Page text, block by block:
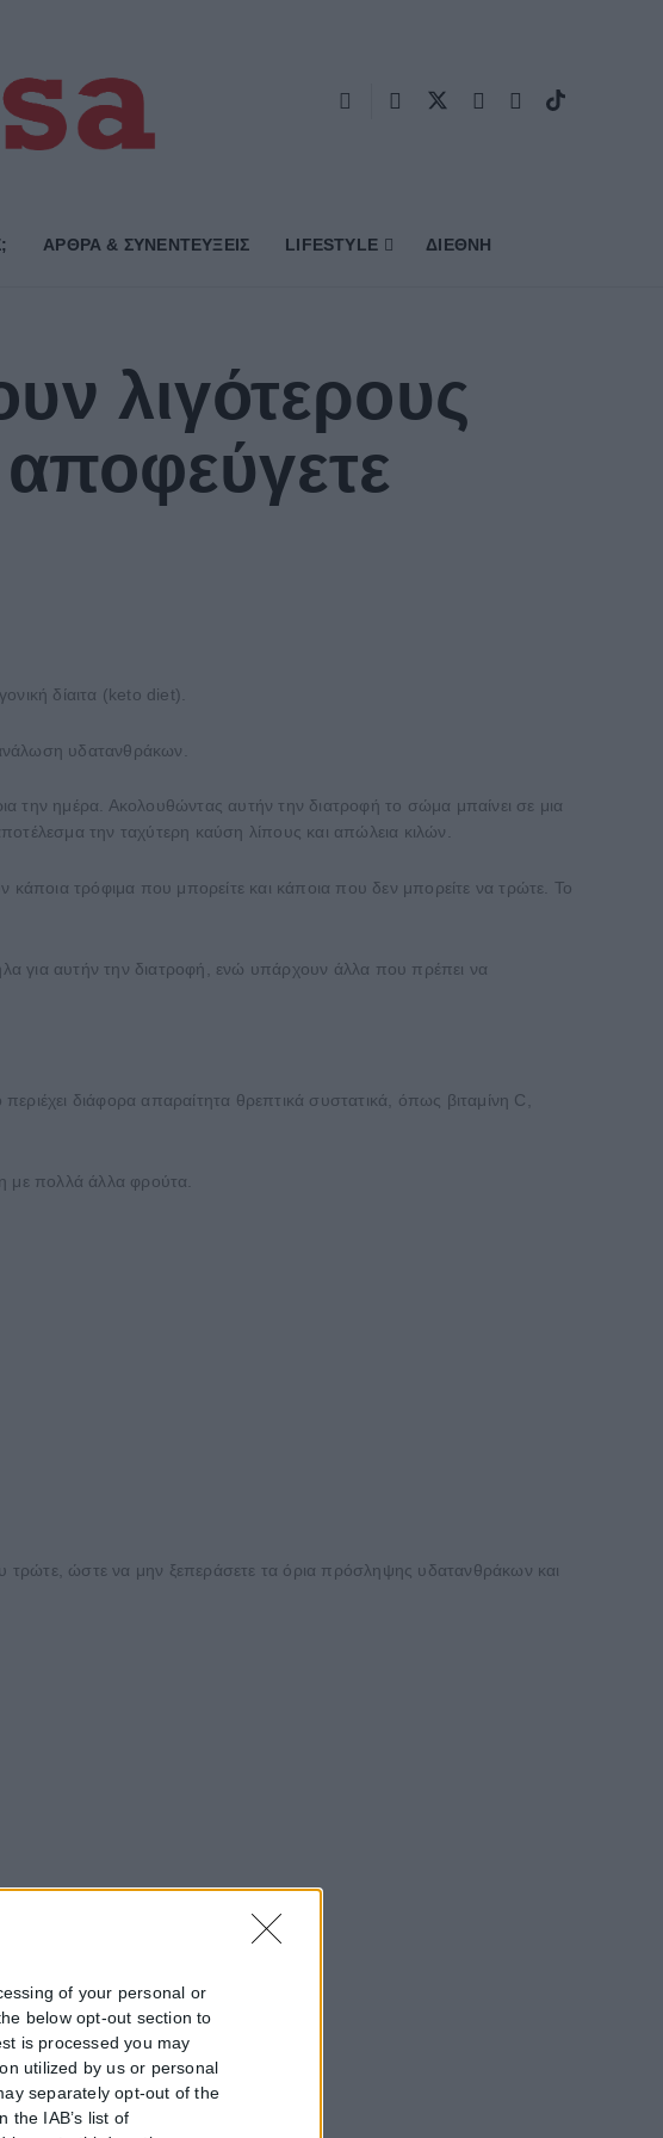
of your personal or
below opt-out section to
is processed you may
utilized by us or personal
separately opt-out of the
the IAB’s list of
ΑΡΘΡΑ & ΣΥΝΕΝΤΕΥΞΕΙΣ LIFESTYLE ΔΙΕΘΝΗ
λιγότερους
δίαιτα (keto diet).
υδατανθράκων.
την ημέρα. Ακολουθώντας αυτήν την διατροφή το σώμα μπαίνει σε μια
την ταχύτερη καύση λίπους και απώλεια κιλών.
τρόφιμα που μπορείτε και κάποια που δεν μπορείτε να τρώτε. Το
για αυτήν την διατροφή, ενώ υπάρχουν άλλα που πρέπει να
διάφορα απαραίτητα θρεπτικά συστατικά, όπως βιταμίνη C,
με πολλά άλλα φρούτα.
ώστε να μην ξεπεράσετε τα όρια πρόσληψης υδατανθράκων και
το λάιμ.